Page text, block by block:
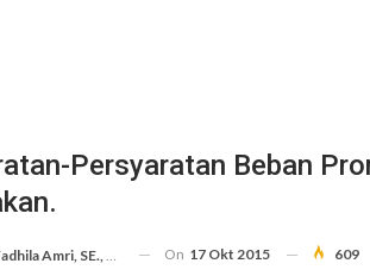
Persyaratan Beban
Amri, SE., Ak., M.Si On 17 Okt 2015 609